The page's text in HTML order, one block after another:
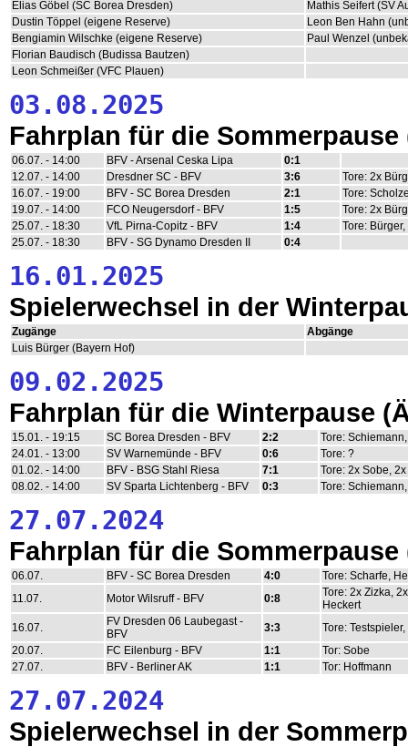
Elias Göbel (SC Borea Dresden)
Mathis Seifert (SV
Dustin Töppel (eigene Reserve)
Leon Ben Hahn
Bengiamin Wilschke (eigene Reserve)
Paul Wenzel
Florian Baudisch (Budissa Bautzen)
Leon Schmeißer (VFC Plauen)
03.08.2025
Fahrplan für die
06.07. - 14:00 BFV - Arsenal Ceska Lipa
0:1
12.07. - 14:00
Dresdner SC - BFV 3:6
Tore: 2x
16.07. - 19:00
BFV - SC Borea Dresden 2:1
Tore:
19.07. - 14:00
FCO Neugersdorf - BFV 1:5
Tore: 2x
25.07. - 18:30
VfL Pirna-Copitz - BFV 1:4
Tore:
25.07. - 18:30
BFV - SG Dynamo Dresden II 0:4
16.01.2025
Spielerwechsel in der
Zugänge
Abgänge
Luis Bürger (Bayern Hof)
09.02.2025
Fahrplan für die Winterpause
15.01. - 19:15 SC Borea Dresden - BFV 2:2
Tore:
24.01. - 13:00
SV Warnemünde - BFV 0:6
Tore: ?
01.02. - 14:00
BFV - BSG Stahl Riesa 7:1
Tore: 2x Sobe,
08.02. - 14:00
SV Sparta Lichtenberg - BFV 0:3 Tore:
27.07.2024
Fahrplan für die
06.07. BFV - SC Borea Dresden 4:0
Tore: Scharfe,
11.07.
Motor Wilsruff - BFV 0:8
Tore: 2x Zizka,
Heckert
16.07.
FV Dresden 06 Laubegast -
BFV
3:3
Tore:
20.07.
FC Eilenburg - BFV 1:1
Tor: Sobe
27.07.
BFV - Berliner AK 1:1 Tor: Hoffmann
27.07.2024
Spielerwechsel in der